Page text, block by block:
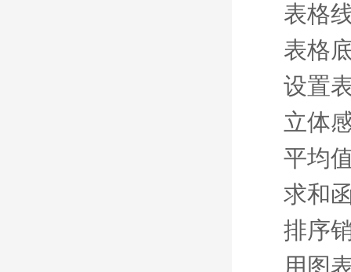
表格
表格
设置
立体
平均
求和
排序
用图